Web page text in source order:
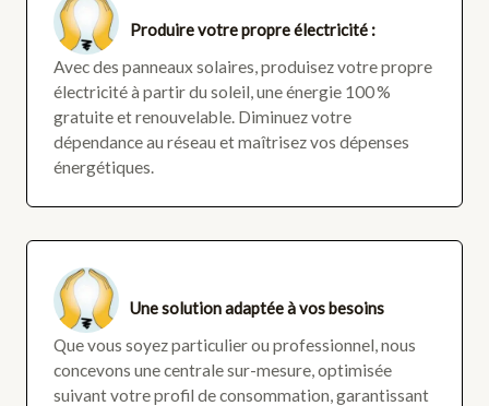
Produire votre propre électricité :
Avec des panneaux solaires, produisez votre propre
électricité à partir du soleil, une énergie 100 %
gratuite et renouvelable. Diminuez votre
dépendance au réseau et maîtrisez vos dépenses
énergétiques.
Une solution adaptée à vos besoins
Que vous soyez particulier ou professionnel, nous
concevons une centrale sur-mesure, optimisée
suivant votre profil de consommation, garantissant